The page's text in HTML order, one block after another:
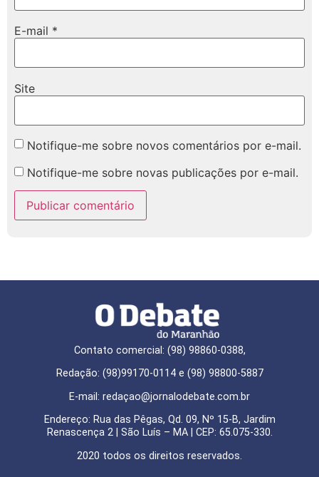
E-mail *
Site
Notifique-me sobre novos comentários por e-mail.
Notifique-me sobre novas publicações por e-mail.
Contato comercial: (98) 98860-0388,
Redação: (98)99170-0114 e (98) 98800-5887
E-mail: redaçao@jornalodebate.com.br
Endereço: Rua das Pêgas, Qd. 09, Nº 15-B, Jardim
Renascença 2 | São Luís – MA | CEP: 65.075-330.
2020 todos os direitos reservados.